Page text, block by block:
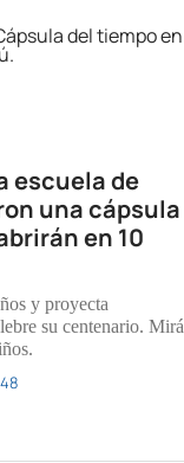
escuela de
una cápsula
en 10
y proyecta
su centenario. Mirá